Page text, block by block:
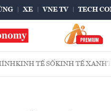
XE VNE TV TECH
KINH TẾ SỐKINH TẾ XANH